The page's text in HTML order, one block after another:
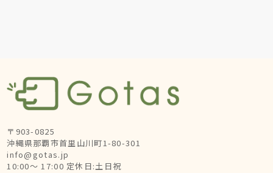
〒903-0825
沖縄県那覇市首里山川町1-80-301
info@gotas.jp
10:00～ 17:00 定休日:土日祝